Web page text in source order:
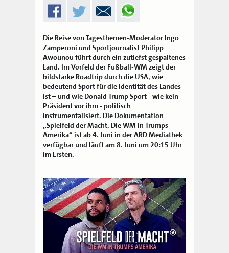
Die Reise von Tagesthemen-Moderator Ingo
Zamperoni und Sportjournalist Philipp
Awounou führt durch ein zutiefst gespaltenes
Land. Im Vorfeld der Fußball-WM zeigt der
bildstarke Roadtrip durch die USA, wie
bedeutend Sport für die Identität des Landes
ist – und wie Donald Trump Sport - wie kein
Präsident vor ihm - politisch
instrumentalisiert. Die Dokumentation
„Spielfeld der Macht. Die WM in Trumps
Amerika“ ist ab 4. Juni in der ARD Mediathek
verfügbar und läuft am 8. Juni um 20:15 Uhr
im Ersten.